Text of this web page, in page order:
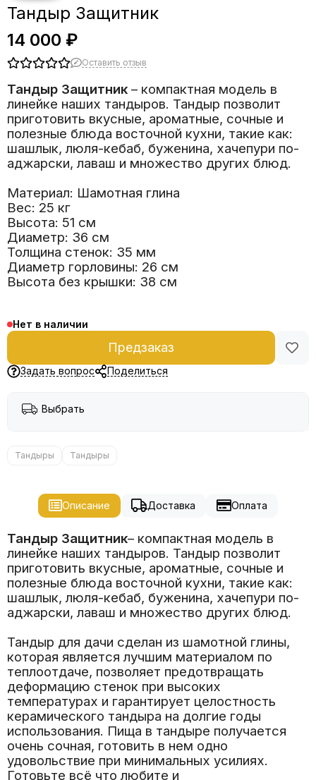
Тандыр Защитник
14 000 ₽
Оставить отзыв
Тандыр Защитник – компактная модель в
линейке наших тандыров. Тандыр позволит
приготовить вкусные, ароматные, сочные и
полезные блюда восточной кухни, такие как:
шашлык, люля-кебаб, буженина, хачепури по-
аджарски, лаваш и множество других блюд.
Материал: Шамотная глина
Вес: 25 кг
Высота: 51 см
Диаметр: 36 см
Толщина стенок: 35 мм
Диаметр горловины: 26 см
Высота без крышки: 38 см
Нет в наличии
Предзаказ
Задать вопрос Поделиться
Выбрать
Тандыры Тандыры
Описание Доставка Оплата
Тандыр Защитник– компактная модель в
линейке наших тандыров. Тандыр позволит
приготовить вкусные, ароматные, сочные и
полезные блюда восточной кухни, такие как:
шашлык, люля-кебаб, буженина, хачепури по-
аджарски, лаваш и множество других блюд.
Тандыр для дачи сделан из шамотной глины,
которая является лучшим материалом по
теплоотдаче, позволяет предотвращать
деформацию стенок при высоких
температурах и гарантирует целостность
керамического тандыра на долгие годы
использования. Пища в тандыре получается
очень сочная, готовить в нем одно
удовольствие при минимальных усилиях.
Готовьте всё что любите и